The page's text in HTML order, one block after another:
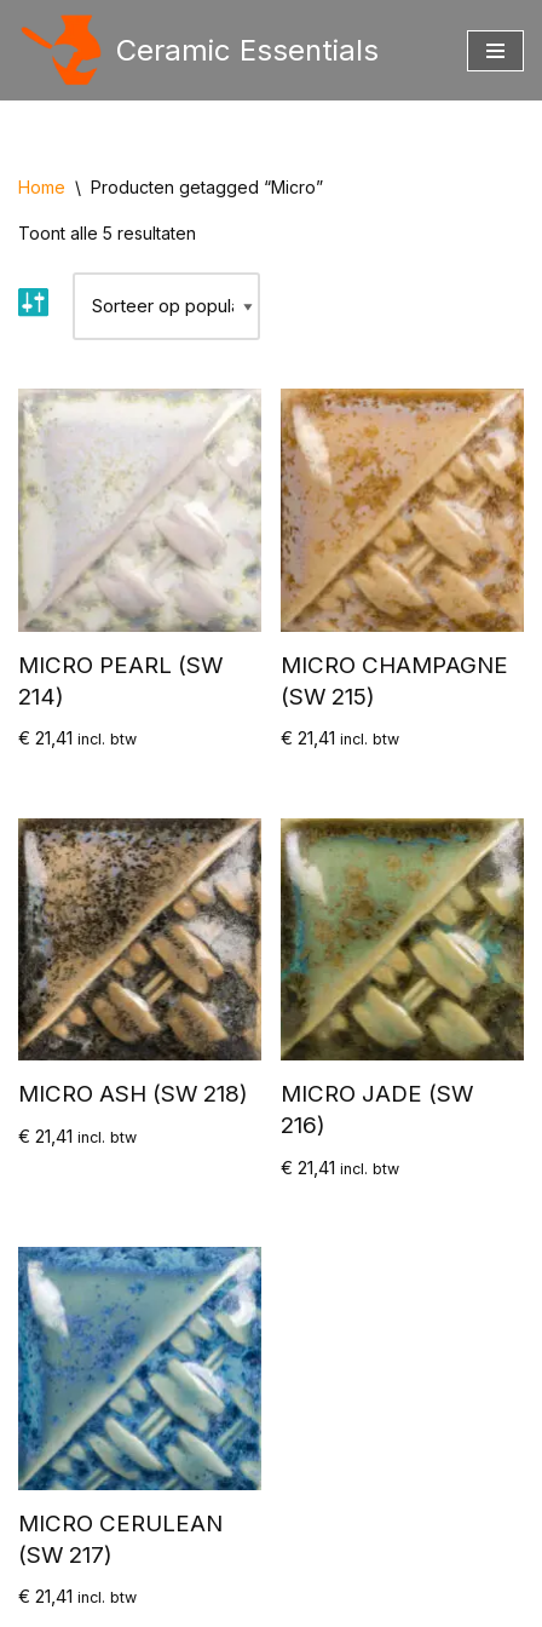
Ceramic Essentials
Home \ Producten getagged “Micro”
Toont alle 5 resultaten
MICRO PEARL (SW
214)
€ 21,41 incl. btw
MICRO CHAMPAGNE
(SW 215)
€ 21,41 incl. btw
MICRO ASH (SW 218)
€ 21,41 incl. btw
MICRO JADE (SW
216)
€ 21,41 incl. btw
MICRO CERULEAN
(SW 217)
€ 21,41 incl. btw